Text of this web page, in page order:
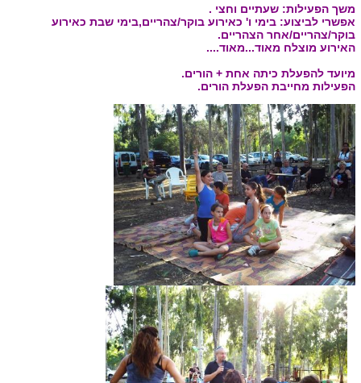
משך הפעילות: שעתיים וחצי .
אפשרי לביצוע: בימי ו' כאירוע בוקר/צהריים,בימי שבת כאירוע
בוקר/צהריים/אחר הצהריים.
האירוע מוצלח מאוד...מאוד....
מיועד להפעלת כיתה אחת + הורים.
הפעילות מחייבת הפעלת הורים.